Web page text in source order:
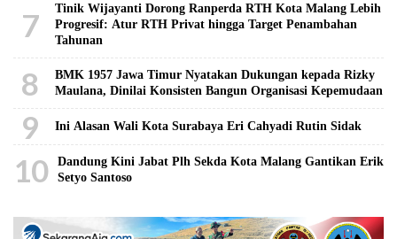
7
Tinik Wijayanti Dorong Ranperda RTH Kota Malang Lebih
Progresif: Atur RTH Privat hingga Target Penambahan
Tahunan
8
BMK 1957 Jawa Timur Nyatakan Dukungan kepada Rizky
Maulana, Dinilai Konsisten Bangun Organisasi Kepemudaan
9 Ini Alasan Wali Kota Surabaya Eri Cahyadi Rutin Sidak
10
Dandung Kini Jabat Plh Sekda Kota Malang Gantikan Erik
Setyo Santoso